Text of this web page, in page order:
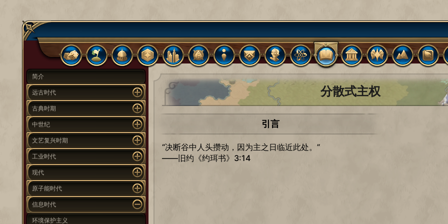
简介
远古时代
古典时期
中世纪
文艺复兴时期
工业时代
现代
原子能时代
信息时代
环境保护主义
分散式主权
引言
“决断谷中人头攒动，因为主之日临近此处。”
——旧约《约珥书》3:14